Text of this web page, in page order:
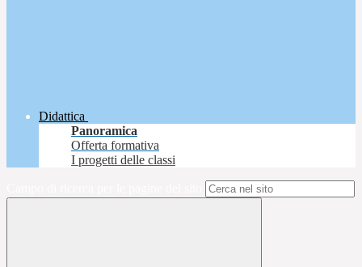
Didattica
Panoramica
Offerta formativa
I progetti delle classi